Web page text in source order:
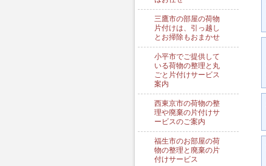
三鷹市の部屋の荷物
片付けは、引っ越し
とお掃除もおまかせ
小平市でご提供して
いる荷物の整理と丸
ごと片付けサービス
案内
西東京市の荷物の整
理や廃棄の片付けサ
ービスのご案内
福生市のお部屋の荷
物の整理と廃棄の片
付けサービス